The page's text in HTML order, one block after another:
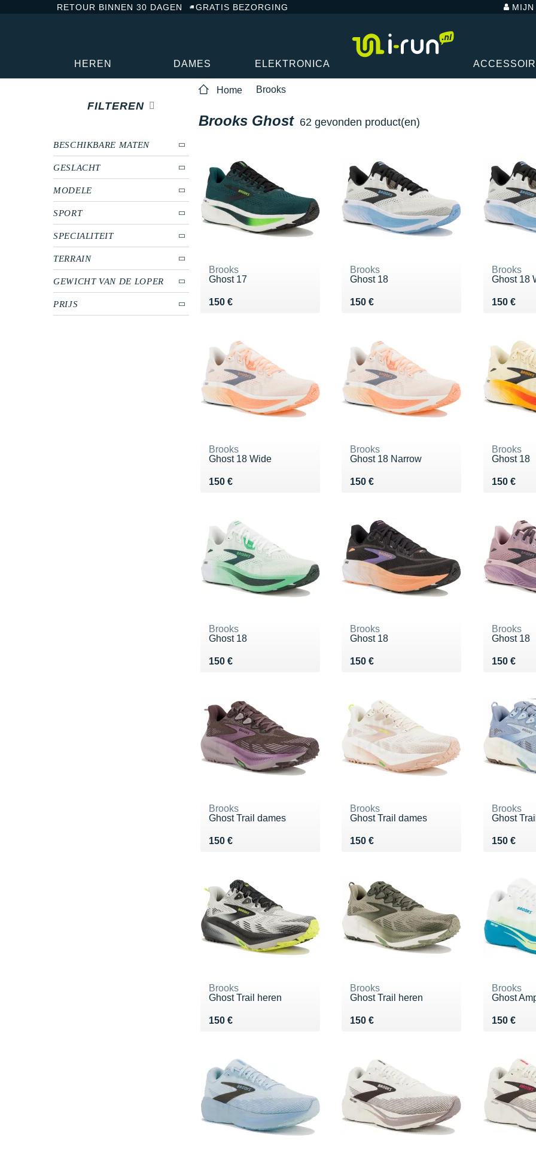
RETOUR BINNEN 30 DAGEN GRATIS BEZORGING MIJN
HEREN DAMES ELEKTRONICA
Home Brooks
FILTEREN
BESCHIKBARE MATEN
GESLACHT
MODELE
SPORT
SPECIALITEIT
TERRAIN
GEWICHT VAN DE LOPER
PRIJS
Brooks Ghost 62 gevonden product(en)
Brooks
Ghost 17
150 €
Vendu 150 €
Brooks
Ghost 18
150 €
Vendu 150 €
Brooks
Ghost 18
150 €
Vendu 150
Brooks
Ghost 18 Wide
150 €
Vendu 150 €
Brooks
Ghost 18 Narrow
150 €
Vendu 150 €
Brooks
Ghost 18
150 €
Vendu 150
Brooks
Ghost 18
150 €
Vendu 150 €
Brooks
Ghost 18
150 €
Vendu 150 €
Brooks
Ghost 18
150 €
Vendu 150
Brooks
Ghost Trail dames
150 €
Vendu 150 €
Brooks
Ghost Trail dames
150 €
Vendu 150 €
Brooks
Ghost
150 €
Vendu 150
Brooks
Ghost Trail heren
150 €
Vendu 150 €
Brooks
Ghost Trail heren
150 €
Vendu 150 €
Brooks
Ghost
150 €
Vendu 150